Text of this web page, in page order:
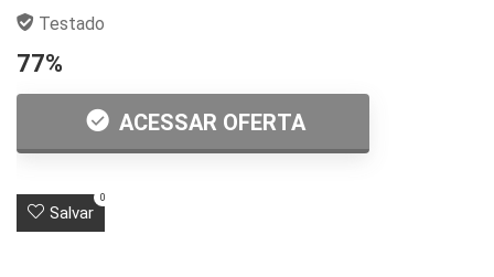
Testado
77%
ACESSAR OFERTA
Salvar
0